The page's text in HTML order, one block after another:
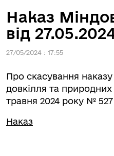
Наказ
від
27/05/2024 : 17:55
Про скасування
довкілля та природних
травня 2024 року № 527
Наказ